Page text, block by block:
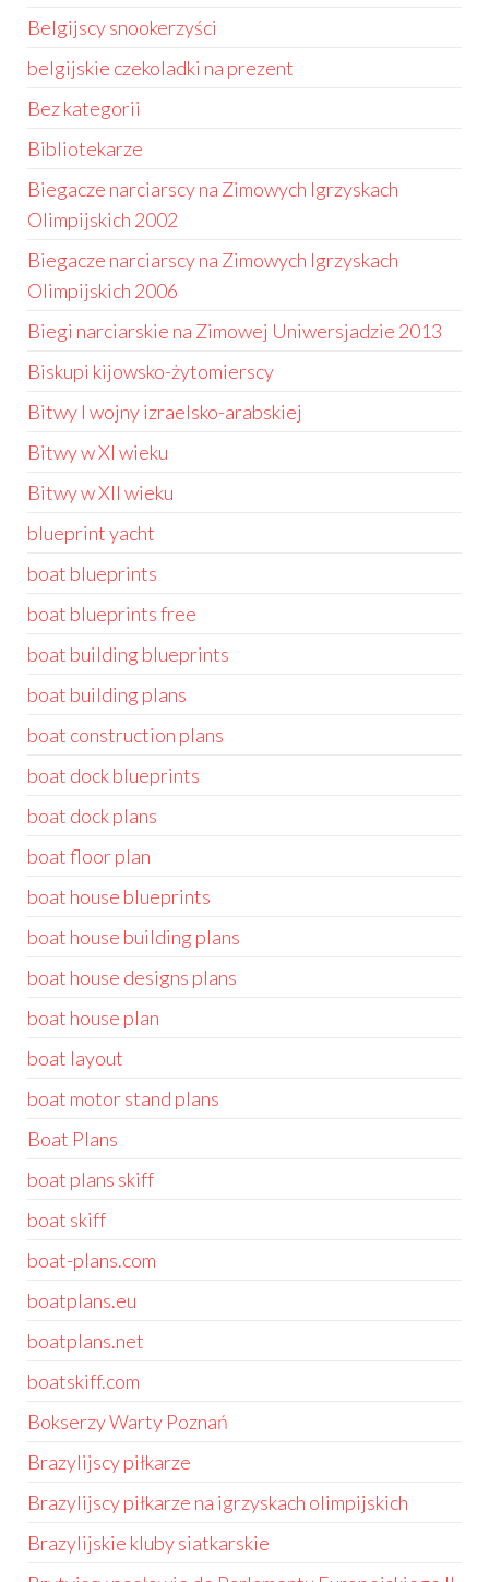
Belgijscy snookerzyści
belgijskie czekoladki na prezent
Bez kategorii
Bibliotekarze
Biegacze narciarscy na Zimowych Igrzyskach
Olimpijskich 2002
Biegacze narciarscy na Zimowych Igrzyskach
Olimpijskich 2006
Biegi narciarskie na Zimowej Uniwersjadzie 2013
Biskupi kijowsko-żytomierscy
Bitwy I wojny izraelsko-arabskiej
Bitwy w XI wieku
Bitwy w XII wieku
blueprint yacht
boat blueprints
boat blueprints free
boat building blueprints
boat building plans
boat construction plans
boat dock blueprints
boat dock plans
boat floor plan
boat house blueprints
boat house building plans
boat house designs plans
boat house plan
boat layout
boat motor stand plans
Boat Plans
boat plans skiff
boat skiff
boat-plans.com
boatplans.eu
boatplans.net
boatskiff.com
Bokserzy Warty Poznań
Brazylijscy piłkarze
Brazylijscy piłkarze na igrzyskach olimpijskich
Brazylijskie kluby siatkarskie